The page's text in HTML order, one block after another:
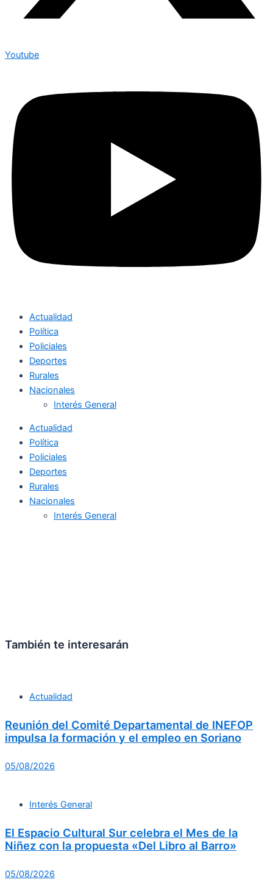
Youtube
Actualidad
Política
Policiales
Deportes
Rurales
Nacionales
Interés General
Actualidad
Política
Policiales
Deportes
Rurales
Nacionales
Interés General
También te interesarán
Actualidad
Reunión del Comité Departamental de INEFOP
impulsa la formación y el empleo en Soriano
05/08/2026
Interés General
El Espacio Cultural Sur celebra el Mes de la
Niñez con la propuesta «Del Libro al Barro»
05/08/2026